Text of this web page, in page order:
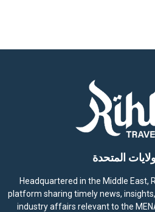
المتحدة
Headquartered in the Middle East,
platform sharing timely news,
industry affairs relevant to the